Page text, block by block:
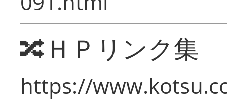
🔀ＨＰリンク集
https://